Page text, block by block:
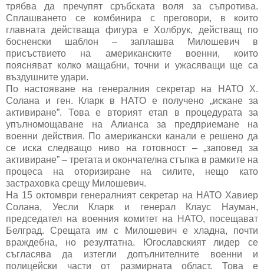
трябва да пречупят сръбската воля за съпротива.
Сплашването се комбинира с преговори, в които
главната действаща фигура е Холбрук, действащ по
босненски шаблон – заплашва Милошевич в
присъствието на американските военни, които
поясняват колко мащабни, точни и ужасяващи ще са
въздушните удари.
По настояване на генералния секретар на НАТО Х.
Солана и ген. Кларк в НАТО е получено „искане за
активиране”. Това е вторият етап в процедурата за
упълномощаване на Алианса за предприемане на
военни действия. По американски канали е решено да
се иска следващо ниво на готовност – „заповед за
активиране” – третата и окончателна стъпка в рамките на
процеса на оторизиране на силите, нещо като
застраховка срещу Милошевич.
На 15 октомври генералният секретар на НАТО Хавиер
Солана, Уесли Кларк и генерал Клаус Науман,
председател на военния комитет на НАТО, посещават
Белград. Срещата им с Милошевич е хладна, почти
враждебна, но резултатна. Югославският лидер се
съгласява да изтегли допълнителните военни и
полицейски части от размирната област. Това е